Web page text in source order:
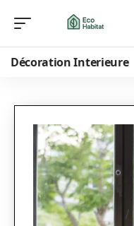
Décoration Interieure